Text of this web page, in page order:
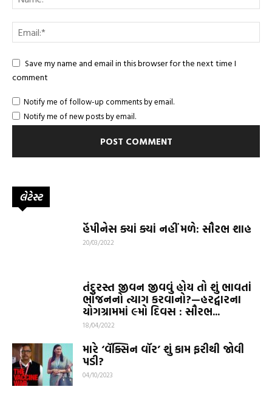
Save my name and email in this browser for the next time I
comment
Notify me of follow-up comments by email.
Notify me of new posts by email.
લેટેસ્ટ
હૅપીનેસ ક્યાં ક્યાં નહીં મળે: સૌરભ શાહ
20/03/2022
તંદુરસ્ત જીવન જીવવું હોય તો શું ભાવતાં
ભોજનનો ત્યાગ કરવાનો?—હરદ્વારના
યોગગ્રામમાં ૯મો દિવસ : સૌરભ...
18/04/2022
મારે ‘વૅક્સિન વૉર’ શું કામ ફરીથી જોવી
પડી?
04/10/2023